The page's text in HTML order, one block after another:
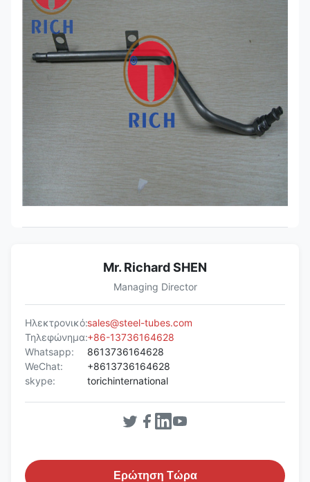
Mr. Richard SHEN
Managing Director
Ηλεκτρονικό:sales@steel-tubes.com
Τηλεφώνημα:+86-13736164628
Whatsapp:
8613736164628
WeChat:
+8613736164628
skype:
torichinternational
Ερώτηση Τώρα